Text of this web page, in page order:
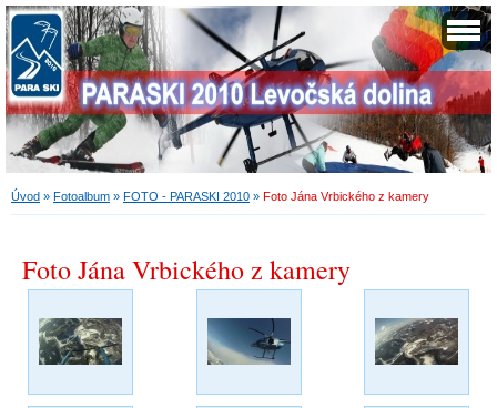
Úvod » Fotoalbum » FOTO - PARASKI 2010 » Foto Jána Vrbického z kamery
Foto Jána Vrbického z kamery